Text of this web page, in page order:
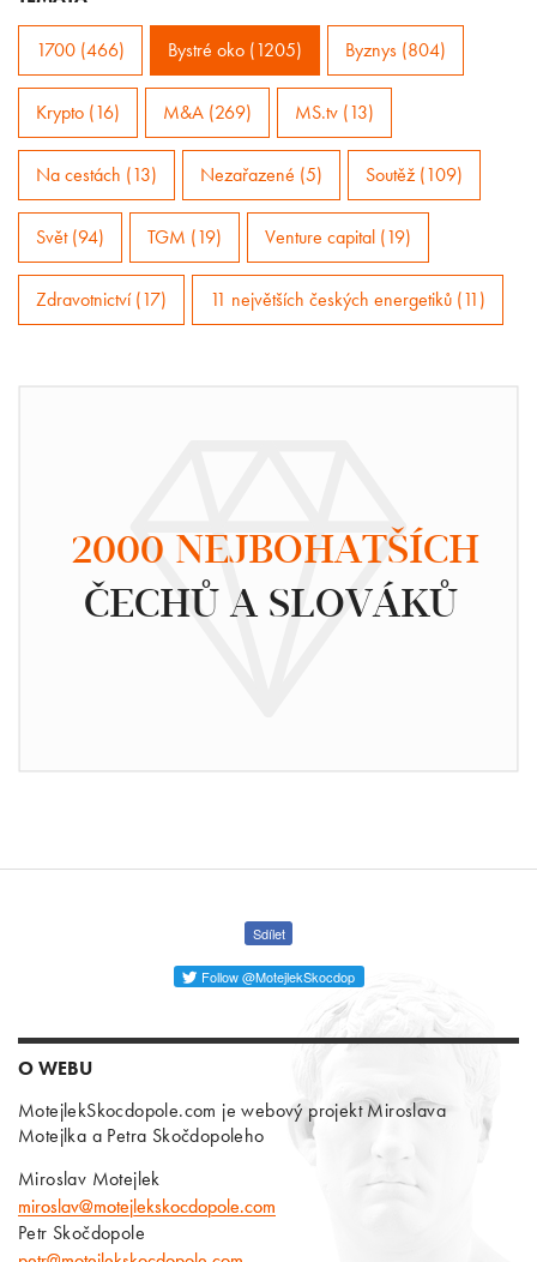
1700 (466) Bystré oko (1205) Byznys (804)
Krypto (16) M&A (269) MS.tv (13)
Na cestách (13) Nezařazené (5) Soutěž (109)
Svět (94) TGM (19) Venture capital (19)
Zdravotnictví (17) 11 největších českých energetiků (11)
2000 NEJBOHATŠÍCH
ČECHŮ A SLOVÁKŮ
Sdílet
Follow @MotejlekSkocdop
O WEBU
MotejlekSkocdopole.com je webový projekt Miroslava
Motejlka a Petra Skočdopoleho
Miroslav Motejlek
miroslav@motejlekskocdopole.com
Petr Skočdopole